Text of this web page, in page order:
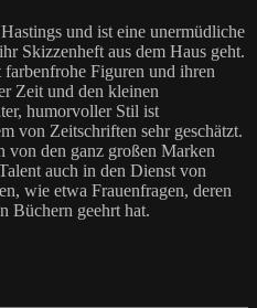
und ist eine unermüdliche
Skizzenheft aus dem Haus geht.
Figuren und ihren
Zeit und den kleinen
humorvoller Stil ist
von Zeitschriften sehr geschätzt.
von den ganz großen Marken
auch in den Dienst von
wie etwa Frauenfragen, deren
Büchern geehrt hat.